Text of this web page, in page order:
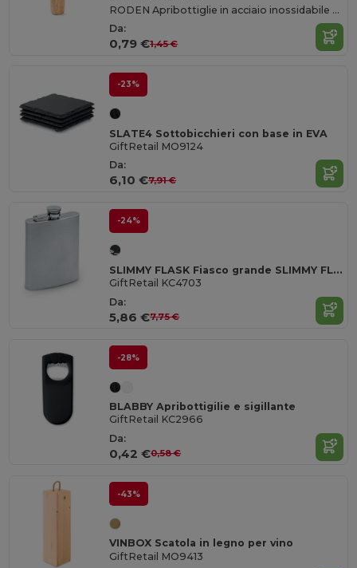
RODEN Apribottiglie in acciaio inossidabile con manico in legno naturale
Da:
0,79 €1,45 €
-23%
SLATE4 Sottobicchieri con base in EVA
GiftRetail MO9124
Da:
6,10 €7,91 €
-24%
SLIMMY FLASK Fiasco grande SLIMMY FLASK in acciaio inox
GiftRetail KC4703
Da:
5,86 €7,75 €
-28%
BLABBY Apribottigilie e sigillante
GiftRetail KC2966
Da:
0,42 €0,58 €
-43%
VINBOX Scatola in legno per vino
GiftRetail MO9413